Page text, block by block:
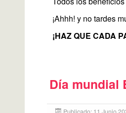
¡Ahhh! y no tardes
¡HAZ QUE CADA
Día mundial